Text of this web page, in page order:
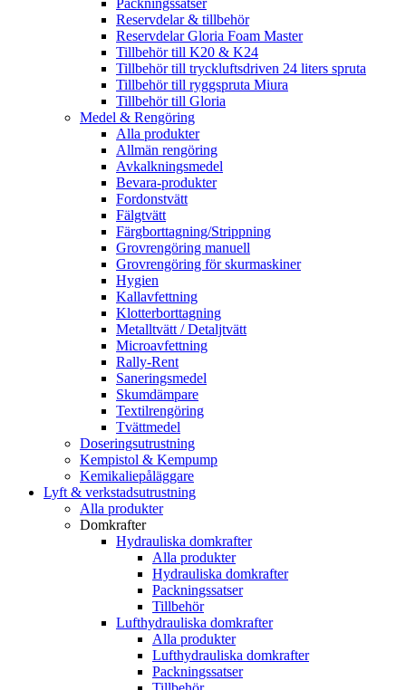
Packningssatser
Reservdelar & tillbehör
Reservdelar Gloria Foam Master
Tillbehör till K20 & K24
Tillbehör till tryckluftsdriven 24 liters spruta
Tillbehör till ryggspruta Miura
Tillbehör till Gloria
Medel & Rengöring
Alla produkter
Allmän rengöring
Avkalkningsmedel
Bevara-produkter
Fordonstvätt
Fälgtvätt
Färgborttagning/Strippning
Grovrengöring manuell
Grovrengöring för skurmaskiner
Hygien
Kallavfettning
Klotterborttagning
Metalltvätt / Detaljtvätt
Microavfettning
Rally-Rent
Saneringsmedel
Skumdämpare
Textilrengöring
Tvättmedel
Doseringsutrustning
Kempistol & Kempump
Kemikaliepåläggare
Lyft & verkstadsutrustning
Alla produkter
Domkrafter
Hydrauliska domkrafter
Alla produkter
Hydrauliska domkrafter
Packningssatser
Tillbehör
Lufthydrauliska domkrafter
Alla produkter
Lufthydrauliska domkrafter
Packningssatser